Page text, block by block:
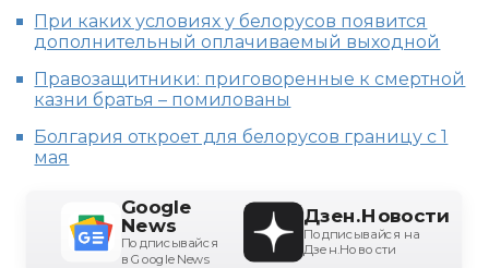
При каких условиях у белорусов появится
дополнительный оплачиваемый выходной
Правозащитники: приговоренные к смертной
казни братья – помилованы
Болгария откроет для белорусов границу с 1
мая
Google
News
Подписывайся
в Google News
Дзен.Новости
Подписывайся на
Дзен.Новости